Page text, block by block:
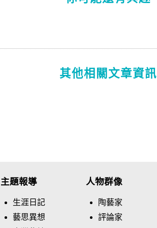
其他相關文章資訊
主題報導
生涯日記
藝思異想
人物群像
陶藝家
評論家